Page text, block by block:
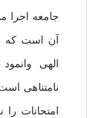
جامعه
آن است که
الهی
نامتناهی
امتحانات